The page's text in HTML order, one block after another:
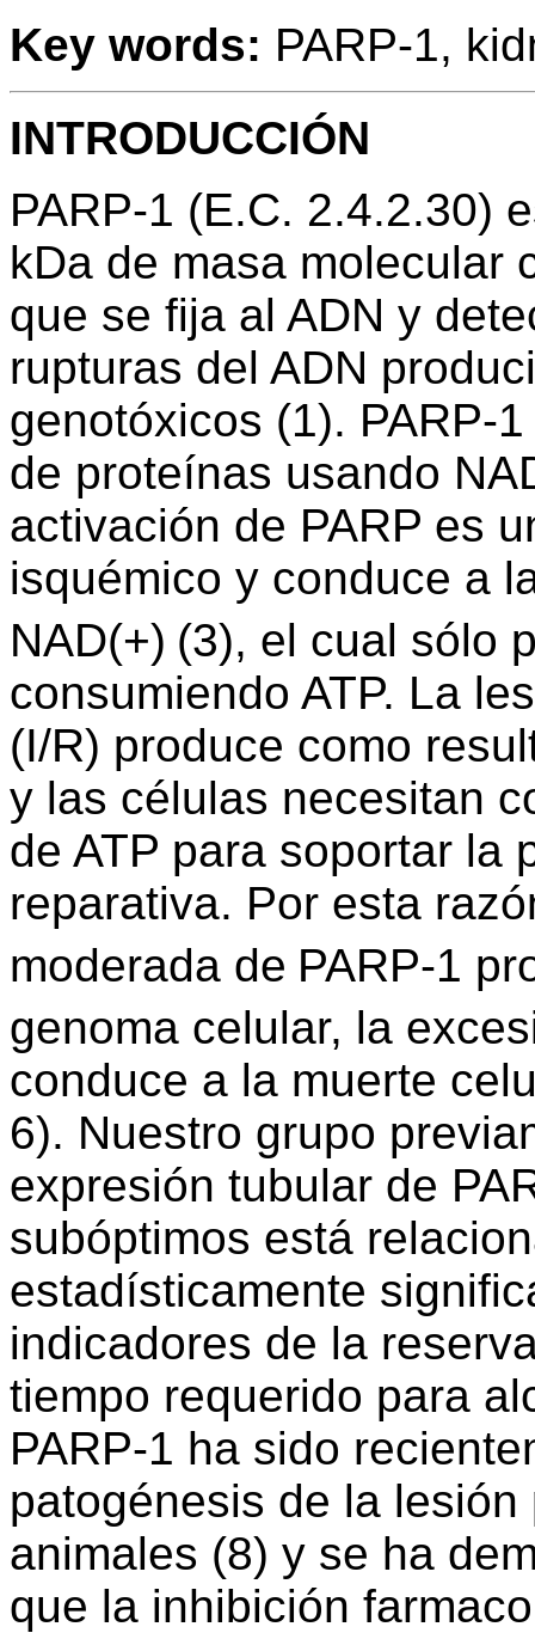
Key words: PARP-1,
INTRODUCCIÓN
PARP-1 (E.C. 2.4.2.30)
kDa de masa molecular
que se fija al ADN y
rupturas del ADN
genotóxicos (1). PARP-
de proteínas usando
activación de PARP es
isquémico y conduce a
NAD(+) (3), el cual sólo
consumiendo ATP. La
(I/R) produce como
y las células necesitan
de ATP para soportar la
reparativa. Por esta
moderada de PARP-1
genoma celular, la
conduce a la muerte
6). Nuestro grupo
expresión tubular de
subóptimos está
estadísticamente
indicadores de la
tiempo requerido para
PARP-1 ha sido
patogénesis de la
animales (8) y se ha
que la inhibición